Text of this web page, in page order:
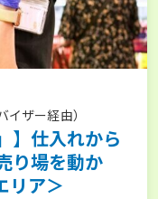
ザー経由）
】仕入れから
り場を動か
リア＞